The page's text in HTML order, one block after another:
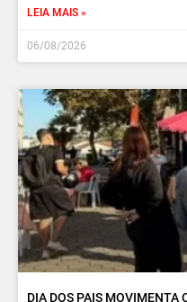
LEIA MAIS »
06/08/2026
DIA DOS PAIS MOVIMENTA